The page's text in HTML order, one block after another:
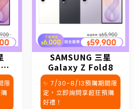
限
SAMSUNG 三星
Galaxy Z Fold8
✨ 7/30-8/13預購期間限
定，立即詢問享超狂預購
好禮！